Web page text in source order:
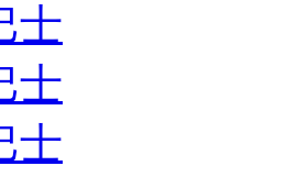
士
士
士